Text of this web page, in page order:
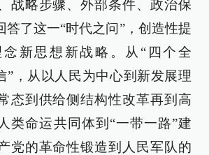
战略步骤、外部条件、政治保
答了这一“时代之问”，创造性提
新思想新战略。从“四个全
”，从以人民为中心到新发展理
态到供给侧结构性改革再到高
类命运共同体到“一带一路”建
党的革命性锻造到人民军队的